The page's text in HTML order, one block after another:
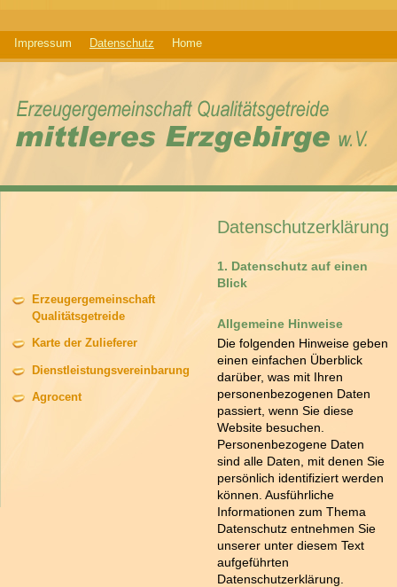
Impressum Datenschutz Home
Erzeugergemeinschaft
Qualitätsgetreide
Karte der Zulieferer
Dienstleistungsvereinbarung
Agrocent
Datenschutzerklärung
1. Datenschutz auf einen
Blick
Allgemeine Hinweise
Die folgenden Hinweise geben
einen einfachen Überblick
darüber, was mit Ihren
personenbezogenen Daten
passiert, wenn Sie diese
Website besuchen.
Personenbezogene Daten
sind alle Daten, mit denen Sie
persönlich identifiziert werden
können. Ausführliche
Informationen zum Thema
Datenschutz entnehmen Sie
unserer unter diesem Text
aufgeführten
Datenschutzerklärung.